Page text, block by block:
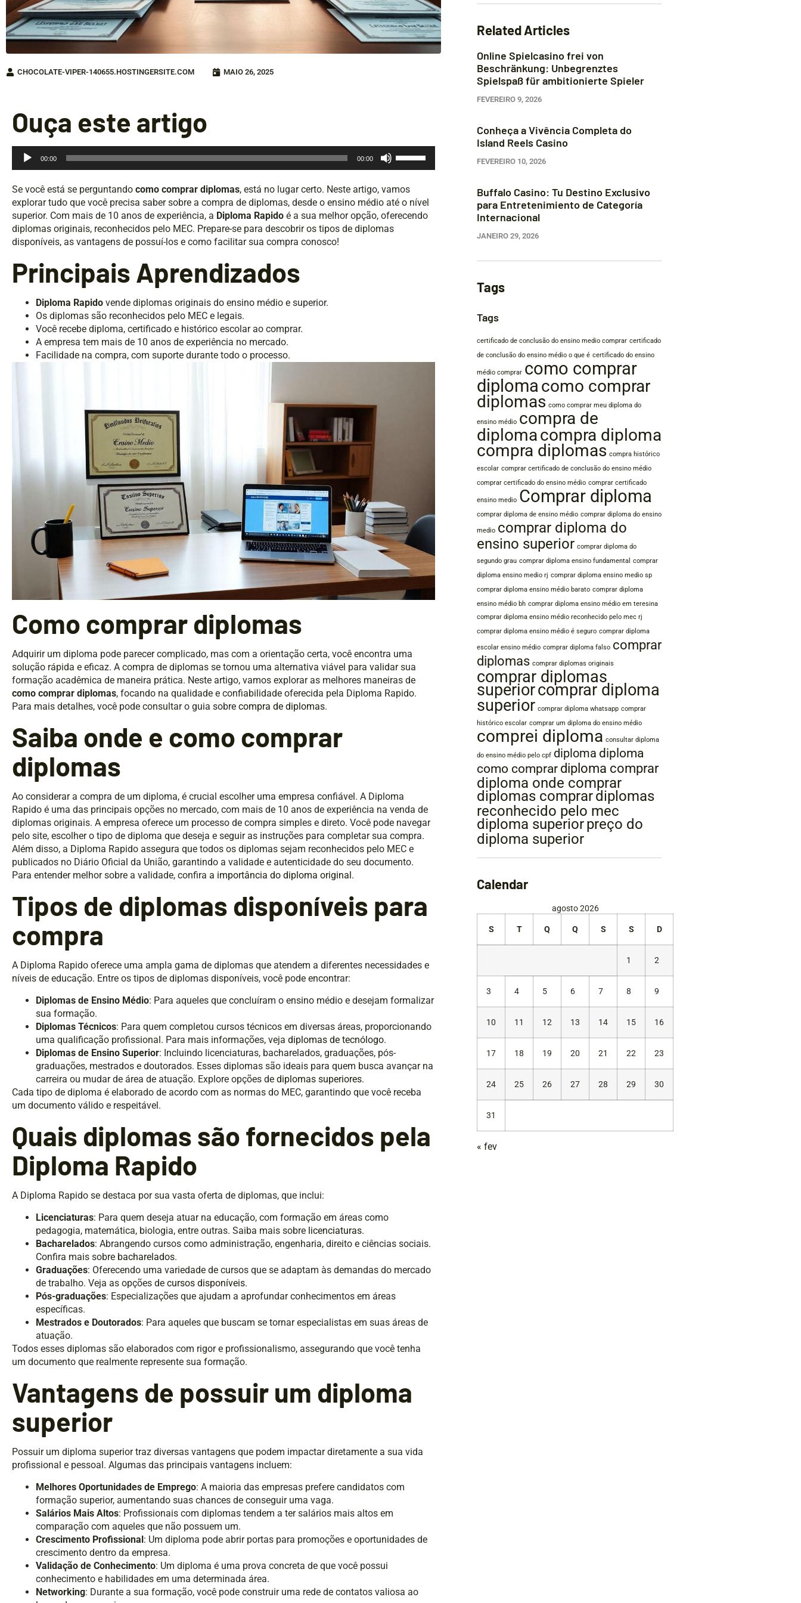
CHOCOLATE-VIPER-140655.HOSTINGERSITE.COM MAIO 26, 2025
Ouça este artigo
Tocador
00:00 00:00
para
cima
ou
Se você está se perguntando como comprar diplomas, está no lugar certo. Neste artigo, vamos
explorar tudo que você precisa saber sobre a compra de diplomas, desde o ensino médio até o nível
superior. Com mais de 10 anos de experiência, a Diploma Rapido é a sua melhor opção, oferecendo
diplomas originais, reconhecidos pelo MEC. Prepare-se para descobrir os tipos de diplomas
disponíveis, as vantagens de possuí-los e como facilitar sua compra conosco!
Principais Aprendizados
Diploma Rapido vende diplomas originais do ensino médio e superior.
Os diplomas são reconhecidos pelo MEC e legais.
Você recebe diploma, certificado e histórico escolar ao comprar.
A empresa tem mais de 10 anos de experiência no mercado.
Facilidade na compra, com suporte durante todo o processo.
Como comprar diplomas
Adquirir um diploma pode parecer complicado, mas com a orientação certa, você encontra uma
solução rápida e eficaz. A compra de diplomas se tornou uma alternativa viável para validar sua
formação acadêmica de maneira prática. Neste artigo, vamos explorar as melhores maneiras de
como comprar diplomas, focando na qualidade e confiabilidade oferecida pela Diploma Rapido.
Para mais detalhes, você pode consultar o guia sobre compra de diplomas.
Saiba onde e como comprar
diplomas
Ao considerar a compra de um diploma, é crucial escolher uma empresa confiável. A Diploma
Rapido é uma das principais opções no mercado, com mais de 10 anos de experiência na venda de
diplomas originais. A empresa oferece um processo de compra simples e direto. Você pode navegar
pelo site, escolher o tipo de diploma que deseja e seguir as instruções para completar sua compra.
Além disso, a Diploma Rapido assegura que todos os diplomas sejam reconhecidos pelo MEC e
publicados no Diário Oficial da União, garantindo a validade e autenticidade do seu documento.
Para entender melhor sobre a validade, confira a importância do diploma original.
Tipos de diplomas disponíveis para
compra
A Diploma Rapido oferece uma ampla gama de diplomas que atendem a diferentes necessidades e
níveis de educação. Entre os tipos de diplomas disponíveis, você pode encontrar:
Diplomas de Ensino Médio: Para aqueles que concluíram o ensino médio e desejam formalizar
sua formação.
Diplomas Técnicos: Para quem completou cursos técnicos em diversas áreas, proporcionando
uma qualificação profissional. Para mais informações, veja diplomas de tecnólogo.
Diplomas de Ensino Superior: Incluindo licenciaturas, bacharelados, graduações, pós-
graduações, mestrados e doutorados. Esses diplomas são ideais para quem busca avançar na
carreira ou mudar de área de atuação. Explore opções de diplomas superiores.
Cada tipo de diploma é elaborado de acordo com as normas do MEC, garantindo que você receba
um documento válido e respeitável.
Quais diplomas são fornecidos pela
Diploma Rapido
A Diploma Rapido se destaca por sua vasta oferta de diplomas, que inclui:
Licenciaturas: Para quem deseja atuar na educação, com formação em áreas como
pedagogia, matemática, biologia, entre outras. Saiba mais sobre licenciaturas.
Bacharelados: Abrangendo cursos como administração, engenharia, direito e ciências sociais.
Confira mais sobre bacharelados.
Graduações: Oferecendo uma variedade de cursos que se adaptam às demandas do mercado
de trabalho. Veja as opções de cursos disponíveis.
Pós-graduações: Especializações que ajudam a aprofundar conhecimentos em áreas
específicas.
Mestrados e Doutorados: Para aqueles que buscam se tornar especialistas em suas áreas de
atuação.
Todos esses diplomas são elaborados com rigor e profissionalismo, assegurando que você tenha
um documento que realmente represente sua formação.
Vantagens de possuir um diploma
superior
Possuir um diploma superior traz diversas vantagens que podem impactar diretamente a sua vida
profissional e pessoal. Algumas das principais vantagens incluem:
Melhores Oportunidades de Emprego: A maioria das empresas prefere candidatos com
formação superior, aumentando suas chances de conseguir uma vaga.
Salários Mais Altos: Profissionais com diplomas tendem a ter salários mais altos em
comparação com aqueles que não possuem um.
Crescimento Profissional: Um diploma pode abrir portas para promoções e oportunidades de
crescimento dentro da empresa.
Validação de Conhecimento: Um diploma é uma prova concreta de que você possui
conhecimento e habilidades em uma determinada área.
Networking: Durante a sua formação, você pode construir uma rede de contatos valiosa ao
Related Articles
Online Spielcasino frei von
Beschränkung: Unbegrenztes
Spielspaß für ambitionierte Spieler
FEVEREIRO 9, 2026
Conheça a Vivência Completa do
Island Reels Casino
FEVEREIRO 10, 2026
Buffalo Casino: Tu Destino Exclusivo
para Entretenimiento de Categoría
Internacional
JANEIRO 29, 2026
Tags
Tags
certificado de conclusão do ensino medio comprar certificado
de conclusão do ensino médio o que é certificado do ensino
médio comprar como comprar
diplomacomo comprar
diplomas como comprar meu diploma do
ensino médio compra de
diplomacompra diploma
compra diplomas compra histórico
escolar comprar certificado de conclusão do ensino médio
comprar certificado do ensino médio comprar certificado
ensino medio Comprar diploma
comprar diploma de ensino médio comprar diploma do ensino
medio comprar diploma do
ensino superior comprar diploma do
segundo grau comprar diploma ensino fundamental comprar
diploma ensino medio rj comprar diploma ensino medio sp
comprar diploma ensino médio barato comprar diploma
ensino médio bh comprar diploma ensino médio em teresina
comprar diploma ensino médio reconhecido pelo mec rj
comprar diploma ensino médio é seguro comprar diploma
escolar ensino médio comprar diploma falso comprar
diplomas comprar diplomas originais
comprar diplomas
superiorcomprar diploma
superior comprar diploma whatsapp comprar
histórico escolar comprar um diploma do ensino médio
comprei diploma consultar diploma
do ensino médio pelo cpf diploma diploma
como comprar diploma comprar
diploma onde comprar
diplomas comprardiplomas
reconhecido pelo mec
diploma superiorpreço do
diploma superior
Calendar
agosto 2026
S T Q Q S S D
1 2
3 4 5 6 7 8 9
10 11 12 13 14 15 16
17 18 19 20 21 22 23
24 25 26 27 28 29 30
31
« fev